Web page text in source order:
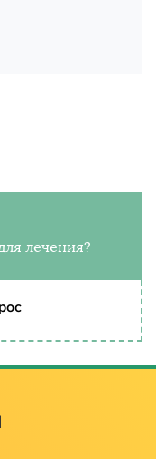
лечения?